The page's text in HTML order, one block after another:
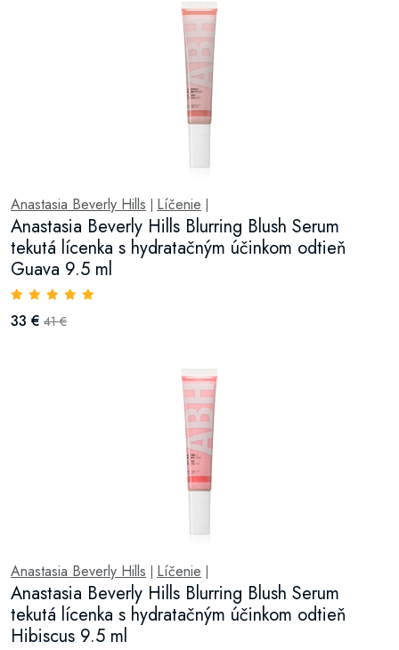
Anastasia Beverly Hills Líčenie
Anastasia Beverly Hills Blurring Blush Serum
tekutá lícenka s hydratačným účinkom odtieň
Guava 9.5 ml
33 € 41 €
Anastasia Beverly Hills Líčenie
Anastasia Beverly Hills Blurring Blush Serum
tekutá lícenka s hydratačným účinkom odtieň
Hibiscus 9.5 ml